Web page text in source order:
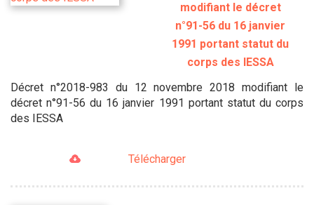
modifiant le décret
n°91-56 du 16 janvier
1991 portant statut du
corps des IESSA
Décret n°2018-983 du 12 novembre 2018 modifiant le
décret n°91-56 du 16 janvier 1991 portant statut du corps
des IESSA
Télécharger